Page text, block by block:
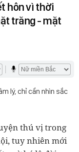
hôn vì thời
trăng - mặt
lý, chỉ cần nhìn sắc
thú vị trong
tuy nhiên mới